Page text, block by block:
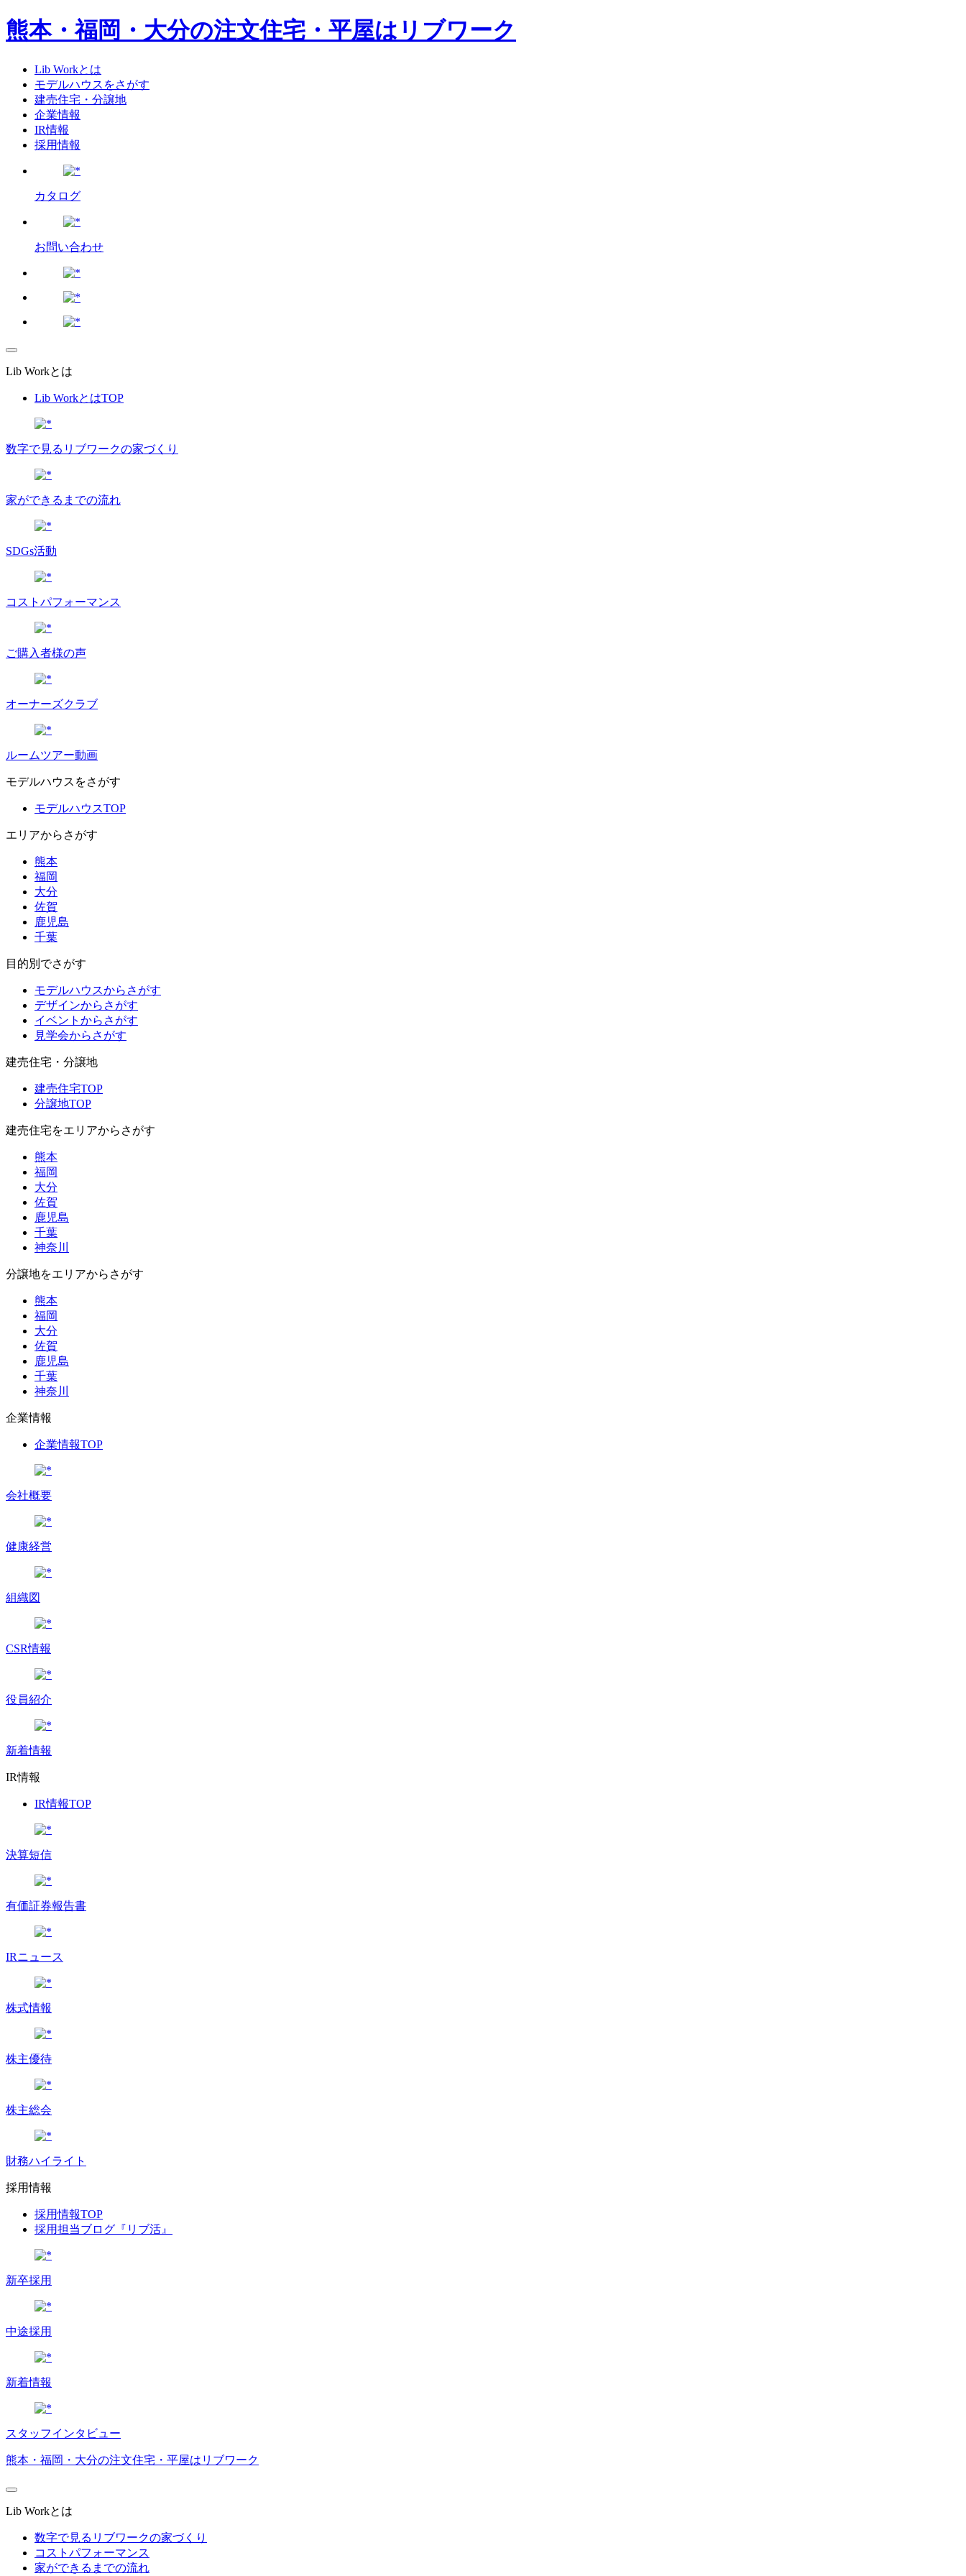
熊本・福岡・大分の注文住宅・平屋はリブワーク
Lib Workとは
モデルハウスをさがす
建売住宅・分譲地
企業情報
IR情報
採用情報
カタログ
お問い合わせ
Lib Workとは
Lib WorkとはTOP
数字で⾒るリブワークの家づくり
家ができるまでの流れ
SDGs活動
コストパフォーマンス
ご購入者様の声
オーナーズクラブ
ルームツアー動画
モデルハウスをさがす
モデルハウスTOP
エリアからさがす
熊本
福岡
大分
佐賀
鹿児島
千葉
目的別でさがす
モデルハウスからさがす
デザインからさがす
イベントからさがす
見学会からさがす
建売住宅・分譲地
建売住宅TOP
分譲地TOP
建売住宅をエリアからさがす
熊本
福岡
大分
佐賀
鹿児島
千葉
神奈川
分譲地をエリアからさがす
熊本
福岡
大分
佐賀
鹿児島
千葉
神奈川
企業情報
企業情報TOP
会社概要
健康経営
組織図
CSR情報
役員紹介
新着情報
IR情報
IR情報TOP
決算短信
有価証券報告書
IRニュース
株式情報
株主優待
株主総会
財務ハイライト
採用情報
採用情報TOP
採用担当ブログ『リブ活』
新卒採用
中途採用
新着情報
スタッフインタビュー
熊本・福岡・大分の注文住宅・平屋はリブワーク
Lib Workとは
数字で見るリブワークの家づくり
コストパフォーマンス
家ができるまでの流れ